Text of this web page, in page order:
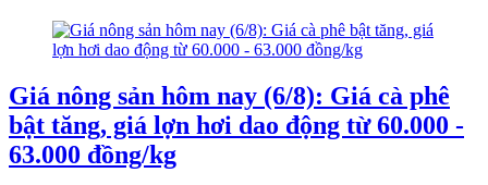
Giá nông sản hôm nay (6/8): Giá cà phê
bật tăng, giá lợn hơi dao động từ 60.000 -
63.000 đồng/kg